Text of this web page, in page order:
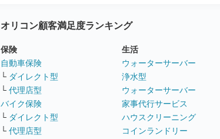
オリコン顧客満足度ランキング
保険
自動車保険
└ ダイレクト型
└ 代理店型
バイク保険
└ ダイレクト型
└ 代理店型
生活
ウォーターサーバー
浄水型
ウォーターサーバー
家事代行サービス
ハウスクリーニング
コインランドリー